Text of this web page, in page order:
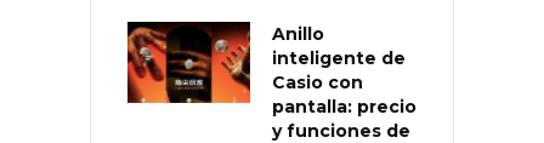
Anillo
inteligente de
Casio con
pantalla: precio
y funciones de